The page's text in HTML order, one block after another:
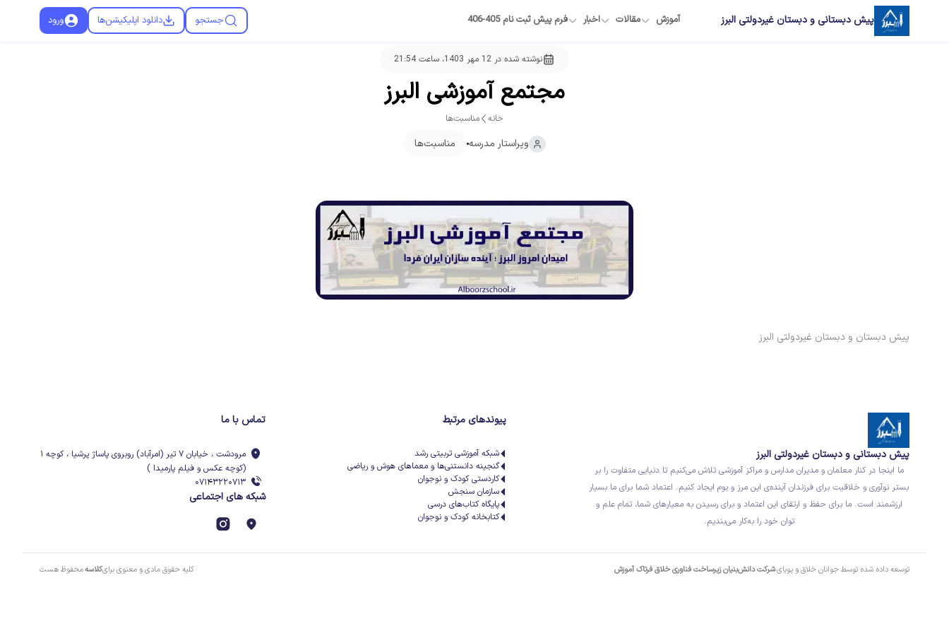
پیش دبستانی و دبستان غیردولتی البرز آموزش مقالات اخبار فرم پیش ثبت نام 405-406 جستجو دانلود اپلیکیشن‌ها ورود
نوشته شده در 12 مهر 1403، ساعت 21:54
مجتمع آموزشی البرز
خانه مناسبت‌ها
ویراستار مدرسه مناسبت‌ها
پیش دبستان و دبستان غیردولتی البرز
پیش دبستانی و دبستان غیردولتی البرز
ما اینجا در کنار معلمان و مدیران مدارس و مراکز آموزشی تلاش می‌کنیم تا دنیایی متفاوت را بر
بستر نوآوری و خلاقیت برای فرزندان آینده‌ی این مرز و بوم ایجاد کنیم. اعتماد شما برای ما بسیار
ارزشمند است. ما برای حفظ و ارتقای این اعتماد و برای رسیدن به معیارهای شما، تمام علم و
توان خود را به‌کار می‌بندیم.
پیوندهای مرتبط
شبکه آموزشی تربیتی رشد
گنجینه دانستنی‌ها و معماهای هوش و ریاضی
کاردستی کودک و نوجوان
سازمان سنجش
پایگاه کتاب‌های درسی
کتابخانه کودک و نوجوان
تماس با ما
مرودشت ، خیابان ۷ تیر (امرآباد) روبروی پاساژ پرشیا ، کوچه ۱
(کوچه عکس و فیلم پارمیدا )
۰۷۱۴۳۲۲۰۷۱۳
شبکه های اجتماعی
توسعه داده شده توسط جوانان خلاق و پویایشرکت دانش‌بنیان زیرساخت فناوری خلاق فرتاک آموزش کلیه حقوق مادی و معنوی برایکلاسهمحفوظ هست